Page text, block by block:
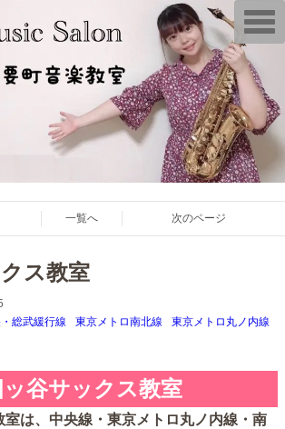
一覧へ 次のページ
ス教室
総武緩行線 東京メトロ南北線
東京メトロ丸ノ内線
ッ谷サックス教室
室は、中央線・東京メトロ丸ノ内線・南
T
o
g
e
n
v
i
t